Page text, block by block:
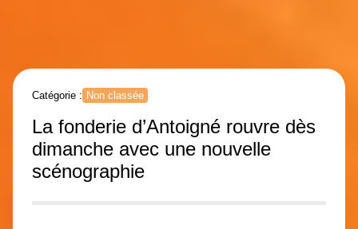
Catégorie : Non classée
La fonderie d’Antoigné rouvre dès
dimanche avec une nouvelle
scénographie